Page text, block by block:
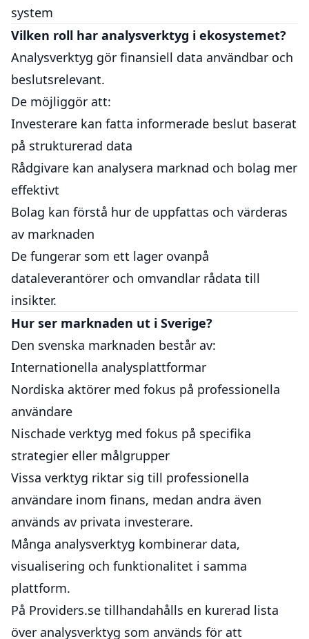
system
Vilken roll har analysverktyg i ekosystemet?
Analysverktyg gör finansiell data användbar och
beslutsrelevant.
De möjliggör att:
Investerare kan fatta informerade beslut baserat
på strukturerad data
Rådgivare kan analysera marknad och bolag mer
effektivt
Bolag kan förstå hur de uppfattas och värderas
av marknaden
De fungerar som ett lager ovanpå
dataleverantörer och omvandlar rådata till
insikter.
Hur ser marknaden ut i Sverige?
Den svenska marknaden består av:
Internationella analysplattformar
Nordiska aktörer med fokus på professionella
användare
Nischade verktyg med fokus på specifika
strategier eller målgrupper
Vissa verktyg riktar sig till professionella
användare inom finans, medan andra även
används av privata investerare.
Många analysverktyg kombinerar data,
visualisering och funktionalitet i samma
plattform.
På Providers.se tillhandahålls en kurerad lista
över analysverktyg som används för att